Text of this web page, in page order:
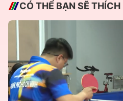
CÓ THỂ BẠN SẼ THÍCH